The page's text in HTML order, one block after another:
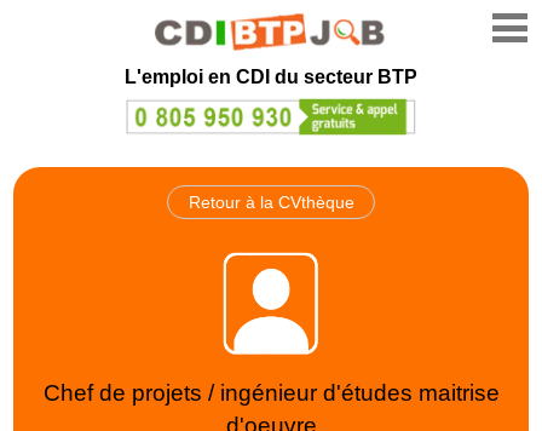
L'emploi en CDI du secteur BTP
Retour à la CVthèque
Chef de projets / ingénieur d'études maitrise
d'oeuvre